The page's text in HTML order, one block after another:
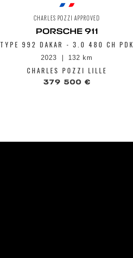
CHARLES POZZI APPROVED
PORSCHE 911
TYPE 992 DAKAR - 3.0 480 CH PDK
2023 132 km
CHARLES POZZI LILLE
379 500 €